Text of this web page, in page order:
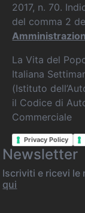
2017, n. 70.
del comma 2
La Vita del
Italiana
(Istituto
il Codice di
Commerciale
Privacy Policy
Newsletter
Iscriviti e ricevi le
qui